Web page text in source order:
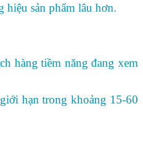
hiệu sản phẩm lâu hơn.
hàng tiềm năng đang xem
hạn trong khoảng 15-60